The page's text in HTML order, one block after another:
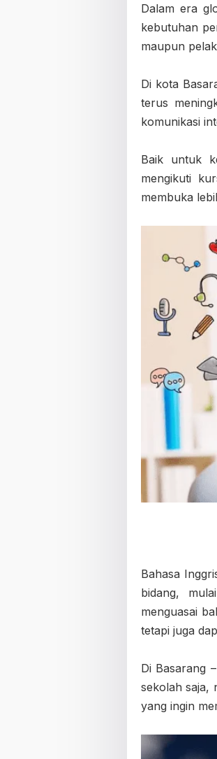
Dalam era
kebutuhan
maupun
Di kota
terus
komunikasi
Baik untuk
mengikuti
membuka
Bahasa
bidang,
menguasai
tetapi juga
Di Basarang
sekolah saja,
yang ingin